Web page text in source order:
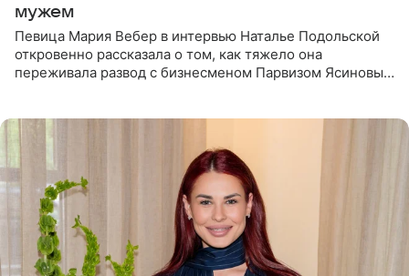
мужем
Певица Мария Вебер в интервью Наталье Подольской
откровенно рассказала о том, как тяжело она
переживала развод с бизнесменом Парвизом Ясиновым.